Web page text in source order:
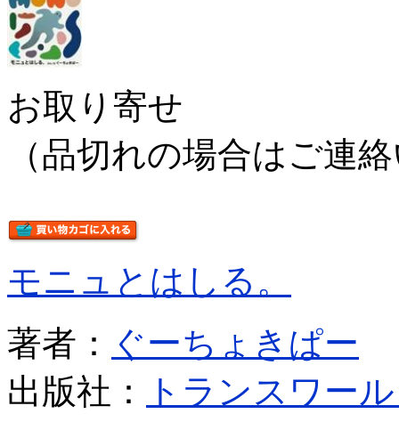
お取り寄せ
（品切れの場合はご連
モニュとはしる。
著者：
ぐーちょきぱー
出版社：
トランスワー